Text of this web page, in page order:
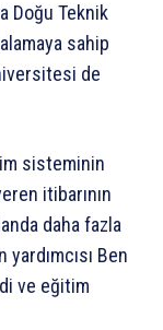
Doğu Teknik
sahip
de
sisteminin
itibarının
daha fazla
yardımcısı Ben
ve eğitim